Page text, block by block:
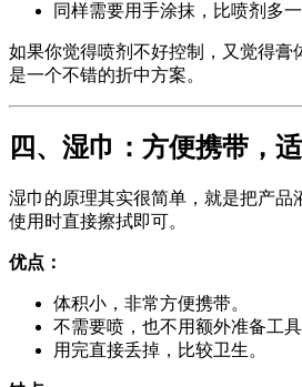
同样需要用手涂抹，比喷剂多一
如果你觉得喷剂不好控制，又觉得膏
是一个不错的折中方案。
四、湿巾：方便携带，
湿巾的原理其实很简单，就是把产品
使用时直接擦拭即可。
优点：
体积小，非常方便携带。
不需要喷，也不用额外准备工具
用完直接丢掉，比较卫生。